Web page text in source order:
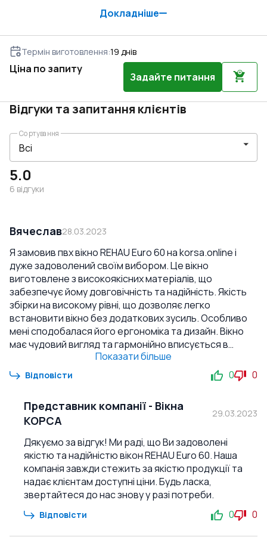
Докладніше
Термін виготовлення:19 днів
Ціна по запиту
Задайте питання
Відгуки та запитання клієнтів
5.0
6 відгуки
Сортування
Вячеслав28.03.2023
Я замовив пвх вікно REHAU Euro 60 на korsa.online і
дуже задоволений своїм вибором. Це вікно
виготовлене з високоякісних матеріалів, що
забезпечує йому довговічність та надійність. Якість
збірки на високому рівні, що дозволяє легко
встановити вікно без додаткових зусиль. Особливо
мені сподобалася його ергономіка та дизайн. Вікно
має чудовий вигляд та гармонійно вписується в
інтер'єр будинку. Крім того, воно добре зберігає
тепло та зменшує шум з вулиці. Я рекомендую це вікно
всім, хто шукає якісний та надійний продукт за
задоволені своїм вибором, як і я.
Показати більше
Відповісти 0 0
Представник компанії - Вікна
КОРСА
29.03.2023
Дякуємо за відгук! Ми раді, що Ви задоволені
якістю та надійністю вікон REHAU Euro 60. Наша
компанія завжди стежить за якістю продукції та
надає клієнтам доступні ціни. Будь ласка,
звертайтеся до нас знову у разі потреби.
Відповісти 0 0